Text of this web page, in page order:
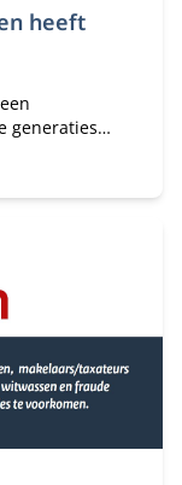
heeft
generaties
van natuur